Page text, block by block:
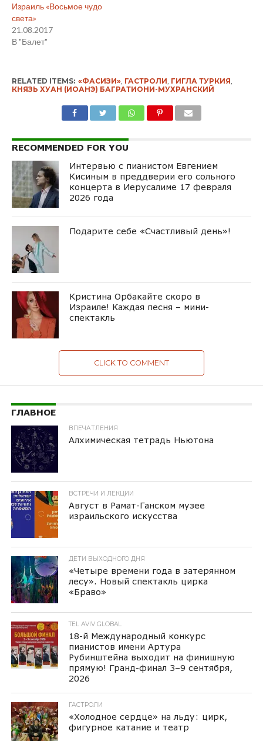
Израиль «Восьмое чудо
света»
21.08.2017
В "Балет"
RELATED ITEMS: «ФАСИЗИ», ГАСТРОЛИ ГИГЛА ТУРКИЯ
КНЯЗЬ ХУАН (ИОАНЭ) БАГРАТИОНИ-МУХРАНСКИЙ
RECOMMENDED FOR YOU
Интервью с пианистом Евгением
Кисиным в преддверии его сольного
концерта в Иерусалиме 17 февраля
2026 года
Подарите себе «Счастливый день»!
Кристина Орбакайте скоро в
Израиле! Каждая песня – мини-
спектакль
CLICK TO COMMENT
ГЛАВНОЕ
ВПЕЧАТЛЕНИЯ
Алхимическая тетрадь Ньютона
ВСТРЕЧИ И ЛЕКЦИИ
Август в Рамат-Ганском музее
израильского искусства
ДЕТИ ВЫХОДНОГО ДНЯ
«Четыре времени года в затерянном
лесу». Новый спектакль цирка
«Браво»
TEL AVIV GLOBAL
18-й Международный конкурс
пианистов имени Артура
Рубинштейна выходит на финишную
прямую! Гранд-финал 3–9 сентября,
2026
ГАСТРОЛИ
«Холодное сердце» на льду: цирк,
фигурное катание и театр